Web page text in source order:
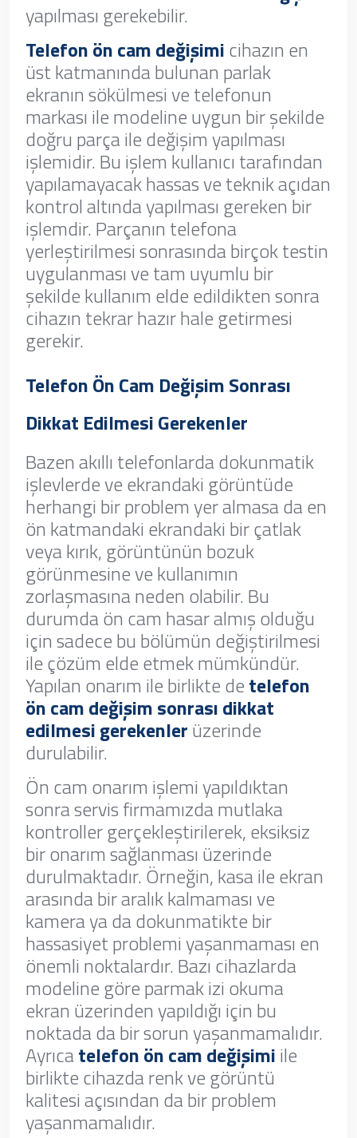
yapılması gerekebilir.
Telefon ön cam değişimicihazın en
üst katmanında bulunan parlak
ekranın sökülmesi ve telefonun
markası ile modeline uygun bir şekilde
doğru parça ile değişim yapılması
işlemidir. Bu işlem kullanıcı tarafından
yapılamayacak hassas ve teknik açıdan
kontrol altında yapılması gereken bir
işlemdir. Parçanın telefona
yerleştirilmesi sonrasında birçok testin
uygulanması ve tam uyumlu bir
şekilde kullanım elde edildikten sonra
cihazın tekrar hazır hale getirmesi
gerekir.
Telefon Ön Cam Değişim Sonrası
Dikkat Edilmesi Gerekenler
Bazen akıllı telefonlarda dokunmatik
işlevlerde ve ekrandaki görüntüde
herhangi bir problem yer almasa da en
ön katmandaki ekrandaki bir çatlak
veya kırık, görüntünün bozuk
görünmesine ve kullanımın
zorlaşmasına neden olabilir. Bu
durumda ön cam hasar almış olduğu
için sadece bu bölümün değiştirilmesi
ile çözüm elde etmek mümkündür.
Yapılan onarım ile birlikte detelefon
ön cam değişim sonrası dikkat
edilmesi gerekenlerüzerinde
durulabilir.
Ön cam onarım işlemi yapıldıktan
sonra servis firmamızda mutlaka
kontroller gerçekleştirilerek, eksiksiz
bir onarım sağlanması üzerinde
durulmaktadır. Örneğin, kasa ile ekran
arasında bir aralık kalmaması ve
kamera ya da dokunmatikte bir
hassasiyet problemi yaşanmaması en
önemli noktalardır. Bazı cihazlarda
modeline göre parmak izi okuma
ekran üzerinden yapıldığı için bu
noktada da bir sorun yaşanmamalıdır.
Ayrıcatelefon ön cam değişimiile
birlikte cihazda renk ve görüntü
kalitesi açısından da bir problem
yaşanmamalıdır.